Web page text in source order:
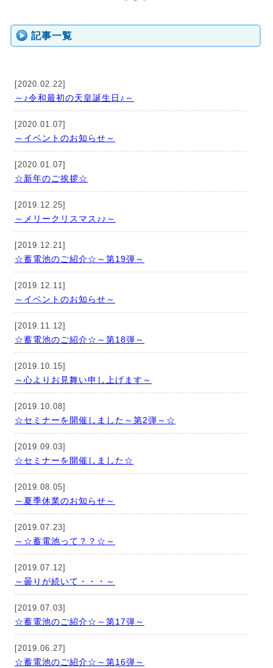
記事一覧
[2020.02.22]
～♪令和最初の天皇誕生日♪～
[2020.01.07]
～イベントのお知らせ～
[2020.01.07]
☆新年のご挨拶☆
[2019.12.25]
～メリークリスマス♪♪～
[2019.12.21]
☆蓄電池のご紹介☆～第19弾～
[2019.12.11]
～イベントのお知らせ～
[2019.11.12]
☆蓄電池のご紹介☆～第18弾～
[2019.10.15]
～心よりお見舞い申し上げます～
[2019.10.08]
☆セミナーを開催しました～第2弾～☆
[2019.09.03]
☆セミナーを開催しました☆
[2019.08.05]
～夏季休業のお知らせ～
[2019.07.23]
～☆蓄電池って？？☆～
[2019.07.12]
～曇りが続いて・・・～
[2019.07.03]
☆蓄電池のご紹介☆～第17弾～
[2019.06.27]
☆蓄電池のご紹介☆～第16弾～